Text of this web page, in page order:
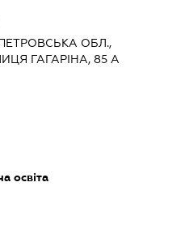
ОБЛ.,
ГАГАРІНА, 85 А
освіта